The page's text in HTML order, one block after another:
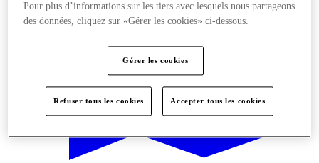
Pour plus d’informations sur les tiers avec lesquels nous partageons
des données, cliquez sur «Gérer les cookies» ci-dessous.
Gérer les cookies
Refuser tous les cookies Accepter tous les cookies